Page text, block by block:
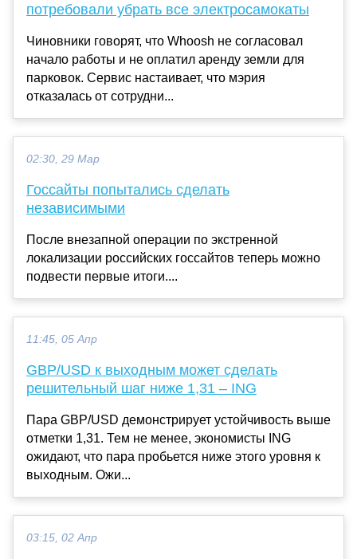
потребовали убрать все электросамокаты
Чиновники говорят, что Whoosh не согласовал
начало работы и не оплатил аренду земли для
парковок. Сервис настаивает, что мэрия
отказалась от сотрудни...
02:30, 29 Мар
Госсайты попытались сделать
независимыми
После внезапной операции по экстренной
локализации российских госсайтов теперь можно
подвести первые итоги....
11:45, 05 Апр
GBP/USD к выходным может сделать
решительный шаг ниже 1,31 – ING
Пара GBP/USD демонстрирует устойчивость выше
отметки 1,31. Тем не менее, экономисты ING
ожидают, что пара пробьется ниже этого уровня к
выходным. Ожи...
03:15, 02 Апр